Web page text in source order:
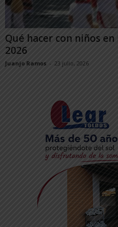
Qué hacer con niños
2026
Juanjo Ramos - 23 julio, 2026